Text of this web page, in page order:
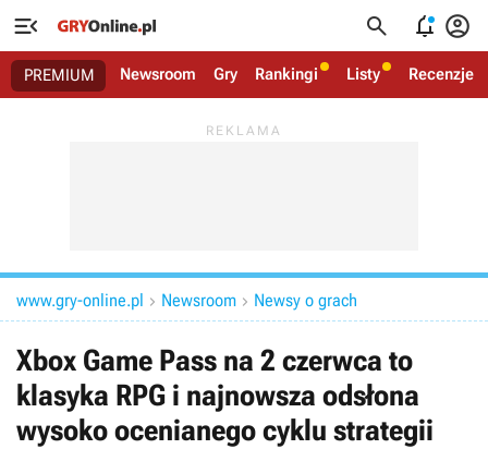
   
PREMIUM Newsroom Gry Rankingi Listy Recenzje
www.gry-online.pl  Newsroom  Newsy o grach
Xbox Game Pass na 2 czerwca to
klasyka RPG i najnowsza odsłona
wysoko ocenianego cyklu strategii